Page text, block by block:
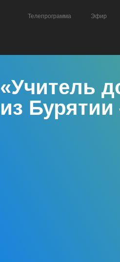
Телепрограмма Эфир
«Учитель
из